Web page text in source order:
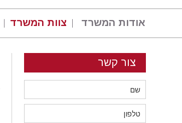
אודות המשרד צוות המשרד
צור קשר